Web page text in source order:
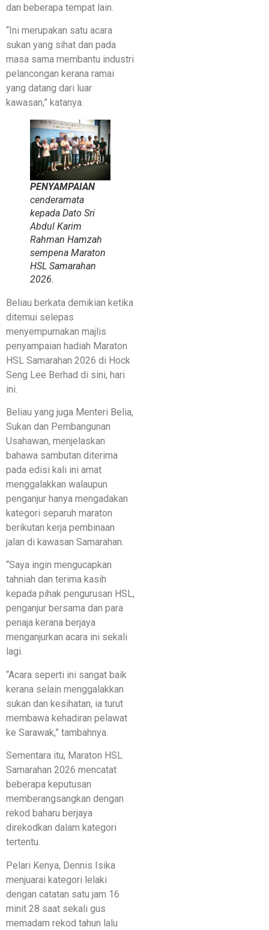
dan beberapa tempat lain.
“Ini merupakan satu acara
sukan yang sihat dan pada
masa sama membantu industri
pelancongan kerana ramai
yang datang dari luar
kawasan,” katanya.
PENYAMPAIAN
cenderamata
kepada Dato Sri
Abdul Karim
Rahman Hamzah
sempena Maraton
HSL Samarahan
2026.
Beliau berkata demikian ketika
ditemui selepas
menyempurnakan majlis
penyampaian hadiah Maraton
HSL Samarahan 2026 di Hock
Seng Lee Berhad di sini, hari
ini.
Beliau yang juga Menteri Belia,
Sukan dan Pembangunan
Usahawan, menjelaskan
bahawa sambutan diterima
pada edisi kali ini amat
menggalakkan walaupun
penganjur hanya mengadakan
kategori separuh maraton
berikutan kerja pembinaan
jalan di kawasan Samarahan.
“Saya ingin mengucapkan
tahniah dan terima kasih
kepada pihak pengurusan HSL,
penganjur bersama dan para
penaja kerana berjaya
menganjurkan acara ini sekali
lagi.
“Acara seperti ini sangat baik
kerana selain menggalakkan
sukan dan kesihatan, ia turut
membawa kehadiran pelawat
ke Sarawak,” tambahnya.
Sementara itu, Maraton HSL
Samarahan 2026 mencatat
beberapa keputusan
memberangsangkan dengan
rekod baharu berjaya
direkodkan dalam kategori
tertentu.
Pelari Kenya, Dennis Isika
menjuarai kategori lelaki
dengan catatan satu jam 16
minit 28 saat sekali gus
memadam rekod tahun lalu